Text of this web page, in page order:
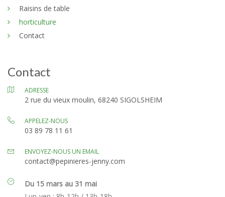
Raisins de table
horticulture
Contact
Contact
ADRESSE
2 rue du vieux moulin, 68240 SIGOLSHEIM
APPELEZ-NOUS
03 89 78 11 61
ENVOYEZ-NOUS UN EMAIL
contact@pepinieres-jenny.com
Du 15 mars au 31 mai